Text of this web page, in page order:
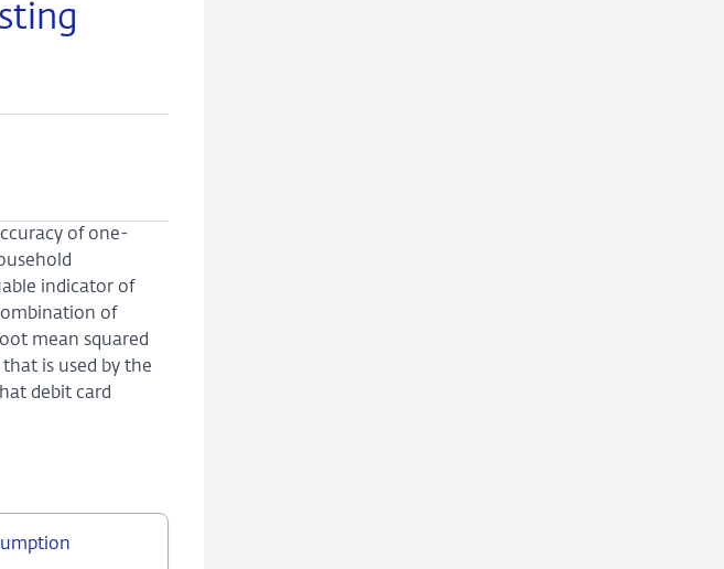
of one-
indicator of
of
mean squared
is used by the
debit card